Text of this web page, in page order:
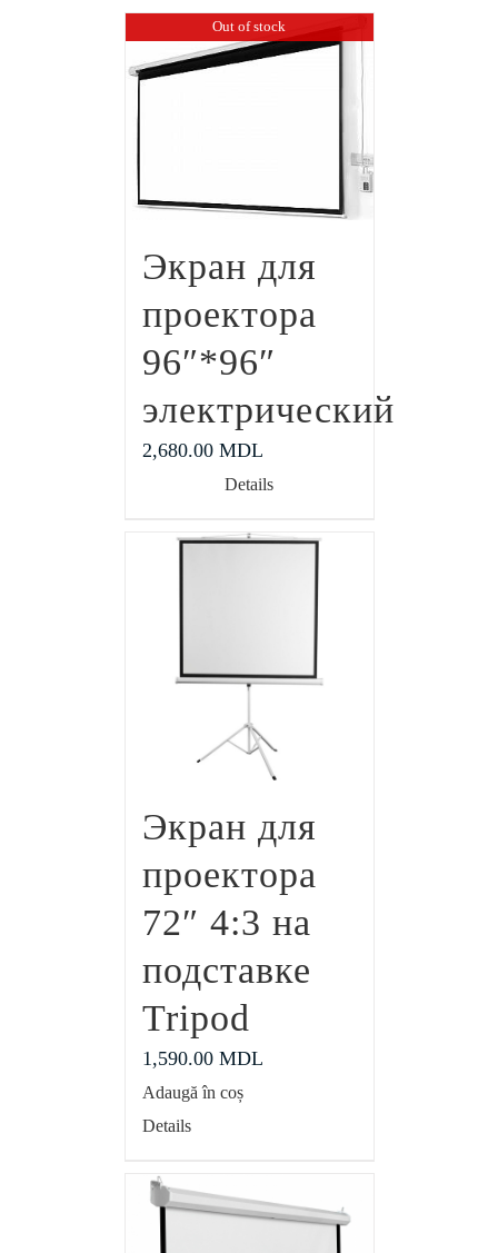
Out of stock
Экран для
проектора
96″*96″
электрический
2,680.00 MDL
Details
Экран для
проектора
72″ 4:3 на
подставке
Tripod
1,590.00 MDL
Adaugă în coș
Details